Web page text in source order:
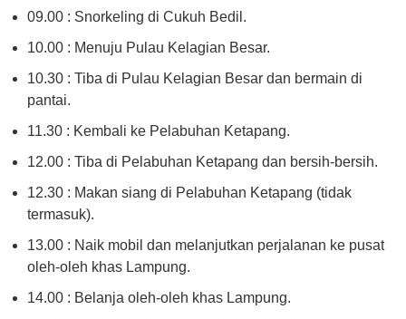
09.00 : Snorkeling di Cukuh Bedil.
10.00 : Menuju Pulau Kelagian Besar.
10.30 : Tiba di Pulau Kelagian Besar dan bermain di
pantai.
11.30 : Kembali ke Pelabuhan Ketapang.
12.00 : Tiba di Pelabuhan Ketapang dan bersih-bersih.
12.30 : Makan siang di Pelabuhan Ketapang (tidak
termasuk).
13.00 : Naik mobil dan melanjutkan perjalanan ke pusat
oleh-oleh khas Lampung.
14.00 : Belanja oleh-oleh khas Lampung.